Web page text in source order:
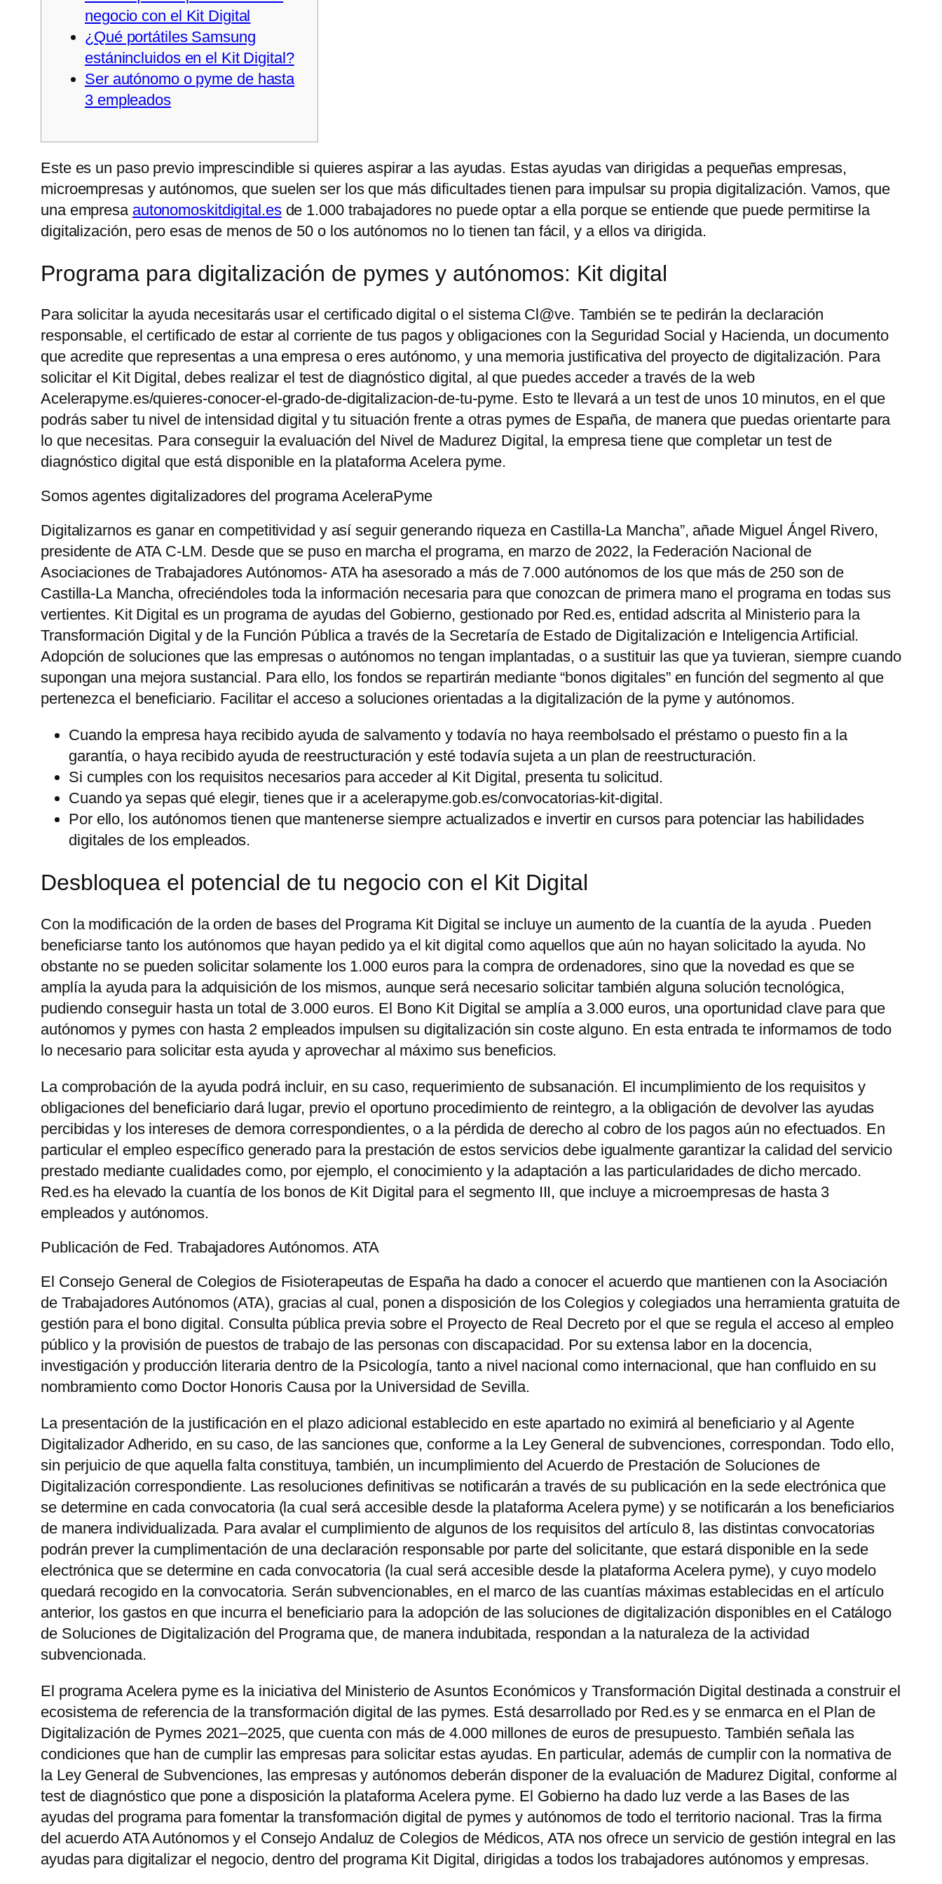
negocio con el Kit Digital
¿Qué portátiles Samsung
estánincluidos en el Kit Digital?
Ser autónomo o pyme de hasta
3 empleados
Este es un paso previo imprescindible si quieres aspirar a las ayudas. Estas ayudas van dirigidas a pequeñas empresas,
microempresas y autónomos, que suelen ser los que más dificultades tienen para impulsar su propia digitalización. Vamos, que
una empresa autonomoskitdigital.esde 1.000 trabajadores no puede optar a ella porque se entiende que puede permitirse la
digitalización, pero esas de menos de 50 o los autónomos no lo tienen tan fácil, y a ellos va dirigida.
Programa para digitalización de pymes y autónomos: Kit digital
Para solicitar la ayuda necesitarás usar el certificado digital o el sistema Cl@ve. También se te pedirán la declaración
responsable, el certificado de estar al corriente de tus pagos y obligaciones con la Seguridad Social y Hacienda, un documento
que acredite que representas a una empresa o eres autónomo, y una memoria justificativa del proyecto de digitalización. Para
solicitar el Kit Digital, debes realizar el test de diagnóstico digital, al que puedes acceder a través de la web
Acelerapyme.es/quieres-conocer-el-grado-de-digitalizacion-de-tu-pyme. Esto te llevará a un test de unos 10 minutos, en el que
podrás saber tu nivel de intensidad digital y tu situación frente a otras pymes de España, de manera que puedas orientarte para
lo que necesitas. Para conseguir la evaluación del Nivel de Madurez Digital, la empresa tiene que completar un test de
diagnóstico digital que está disponible en la plataforma Acelera pyme.
Somos agentes digitalizadores del programa AceleraPyme
Digitalizarnos es ganar en competitividad y así seguir generando riqueza en Castilla-La Mancha”, añade Miguel Ángel Rivero,
presidente de ATA C-LM. Desde que se puso en marcha el programa, en marzo de 2022, la Federación Nacional de
Asociaciones de Trabajadores Autónomos- ATA ha asesorado a más de 7.000 autónomos de los que más de 250 son de
Castilla-La Mancha, ofreciéndoles toda la información necesaria para que conozcan de primera mano el programa en todas sus
vertientes. Kit Digital es un programa de ayudas del Gobierno, gestionado por Red.es, entidad adscrita al Ministerio para la
Transformación Digital y de la Función Pública a través de la Secretaría de Estado de Digitalización e Inteligencia Artificial.
Adopción de soluciones que las empresas o autónomos no tengan implantadas, o a sustituir las que ya tuvieran, siempre cuando
supongan una mejora sustancial. Para ello, los fondos se repartirán mediante “bonos digitales” en función del segmento al que
pertenezca el beneficiario. Facilitar el acceso a soluciones orientadas a la digitalización de la pyme y autónomos.
Cuando la empresa haya recibido ayuda de salvamento y todavía no haya reembolsado el préstamo o puesto fin a la
garantía, o haya recibido ayuda de reestructuración y esté todavía sujeta a un plan de reestructuración.
Si cumples con los requisitos necesarios para acceder al Kit Digital, presenta tu solicitud.
Cuando ya sepas qué elegir, tienes que ir a acelerapyme.gob.es/convocatorias-kit-digital.
Por ello, los autónomos tienen que mantenerse siempre actualizados e invertir en cursos para potenciar las habilidades
digitales de los empleados.
Desbloquea el potencial de tu negocio con el Kit Digital
Con la modificación de la orden de bases del Programa Kit Digital se incluye un aumento de la cuantía de la ayuda . Pueden
beneficiarse tanto los autónomos que hayan pedido ya el kit digital como aquellos que aún no hayan solicitado la ayuda. No
obstante no se pueden solicitar solamente los 1.000 euros para la compra de ordenadores, sino que la novedad es que se
amplía la ayuda para la adquisición de los mismos, aunque será necesario solicitar también alguna solución tecnológica,
pudiendo conseguir hasta un total de 3.000 euros. El Bono Kit Digital se amplía a 3.000 euros, una oportunidad clave para que
autónomos y pymes con hasta 2 empleados impulsen su digitalización sin coste alguno. En esta entrada te informamos de todo
lo necesario para solicitar esta ayuda y aprovechar al máximo sus beneficios.
La comprobación de la ayuda podrá incluir, en su caso, requerimiento de subsanación. El incumplimiento de los requisitos y
obligaciones del beneficiario dará lugar, previo el oportuno procedimiento de reintegro, a la obligación de devolver las ayudas
percibidas y los intereses de demora correspondientes, o a la pérdida de derecho al cobro de los pagos aún no efectuados. En
particular el empleo específico generado para la prestación de estos servicios debe igualmente garantizar la calidad del servicio
prestado mediante cualidades como, por ejemplo, el conocimiento y la adaptación a las particularidades de dicho mercado.
Red.es ha elevado la cuantía de los bonos de Kit Digital para el segmento III, que incluye a microempresas de hasta 3
empleados y autónomos.
Publicación de Fed. Trabajadores Autónomos. ATA
El Consejo General de Colegios de Fisioterapeutas de España ha dado a conocer el acuerdo que mantienen con la Asociación
de Trabajadores Autónomos (ATA), gracias al cual, ponen a disposición de los Colegios y colegiados una herramienta gratuita de
gestión para el bono digital. Consulta pública previa sobre el Proyecto de Real Decreto por el que se regula el acceso al empleo
público y la provisión de puestos de trabajo de las personas con discapacidad. Por su extensa labor en la docencia,
investigación y producción literaria dentro de la Psicología, tanto a nivel nacional como internacional, que han confluido en su
nombramiento como Doctor Honoris Causa por la Universidad de Sevilla.
La presentación de la justificación en el plazo adicional establecido en este apartado no eximirá al beneficiario y al Agente
Digitalizador Adherido, en su caso, de las sanciones que, conforme a la Ley General de subvenciones, correspondan. Todo ello,
sin perjuicio de que aquella falta constituya, también, un incumplimiento del Acuerdo de Prestación de Soluciones de
Digitalización correspondiente. Las resoluciones definitivas se notificarán a través de su publicación en la sede electrónica que
se determine en cada convocatoria (la cual será accesible desde la plataforma Acelera pyme) y se notificarán a los beneficiarios
de manera individualizada. Para avalar el cumplimiento de algunos de los requisitos del artículo 8, las distintas convocatorias
podrán prever la cumplimentación de una declaración responsable por parte del solicitante, que estará disponible en la sede
electrónica que se determine en cada convocatoria (la cual será accesible desde la plataforma Acelera pyme), y cuyo modelo
quedará recogido en la convocatoria. Serán subvencionables, en el marco de las cuantías máximas establecidas en el artículo
anterior, los gastos en que incurra el beneficiario para la adopción de las soluciones de digitalización disponibles en el Catálogo
de Soluciones de Digitalización del Programa que, de manera indubitada, respondan a la naturaleza de la actividad
subvencionada.
El programa Acelera pyme es la iniciativa del Ministerio de Asuntos Económicos y Transformación Digital destinada a construir el
ecosistema de referencia de la transformación digital de las pymes. Está desarrollado por Red.es y se enmarca en el Plan de
Digitalización de Pymes 2021–2025, que cuenta con más de 4.000 millones de euros de presupuesto. También señala las
condiciones que han de cumplir las empresas para solicitar estas ayudas. En particular, además de cumplir con la normativa de
la Ley General de Subvenciones, las empresas y autónomos deberán disponer de la evaluación de Madurez Digital, conforme al
test de diagnóstico que pone a disposición la plataforma Acelera pyme. El Gobierno ha dado luz verde a las Bases de las
ayudas del programa para fomentar la transformación digital de pymes y autónomos de todo el territorio nacional. Tras la firma
del acuerdo ATA Autónomos y el Consejo Andaluz de Colegios de Médicos, ATA nos ofrece un servicio de gestión integral en las
ayudas para digitalizar el negocio, dentro del programa Kit Digital, dirigidas a todos los trabajadores autónomos y empresas.